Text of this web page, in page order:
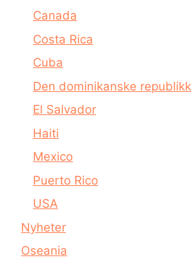
Canada
Costa Rica
Cuba
Den dominikanske republikk
El Salvador
Haiti
Mexico
Puerto Rico
USA
Nyheter
Oseania